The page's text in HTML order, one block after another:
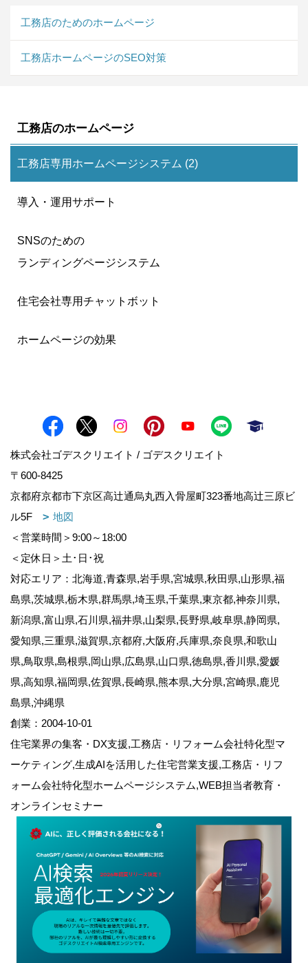
工務店のためのホームページ
工務店ホームページのSEO対策
工務店のホームページ
工務店専用ホームページシステム (2)
導入・運用サポート
SNSのための
ランディングページシステム
住宅会社専用チャットボット
ホームページの効果
株式会社ゴデスクリエイト / ゴデスクリエイト
〒600-8425
京都府京都市下京区高辻通烏丸西入骨屋町323番地高辻三原ビ
ル5F
地図
＜営業時間＞9:00～18:00
＜定休日＞土･日･祝
対応エリア：北海道,青森県,岩手県,宮城県,秋田県,山形県,福
島県,茨城県,栃木県,群馬県,埼玉県,千葉県,東京都,神奈川県,
新潟県,富山県,石川県,福井県,山梨県,長野県,岐阜県,静岡県,
愛知県,三重県,滋賀県,京都府,大阪府,兵庫県,奈良県,和歌山
県,鳥取県,島根県,岡山県,広島県,山口県,徳島県,香川県,愛媛
県,高知県,福岡県,佐賀県,長崎県,熊本県,大分県,宮崎県,鹿児
島県,沖縄県
創業：2004-10-01
住宅業界の集客・DX支援,工務店・リフォーム会社特化型マ
ーケティング,生成AIを活用した住宅営業支援,工務店・リフ
ォーム会社特化型ホームページシステム,WEB担当者教育・
オンラインセミナー